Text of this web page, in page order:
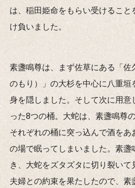
は、稲田姫命をもらい受けること
け負いました。
素盞鳴尊は、まず佐草にある「佐
のもり）」の大杉を中心に八重垣
身を隠しました。そして次に用意
った8つの桶。大蛇は、素盞鳴尊
それぞれの桶に突っ込んで酒をあ
の場で眠ってしまいました。素盞
き、大蛇をズタズタに切り裂い
夫婦との約束を果たしたので、素